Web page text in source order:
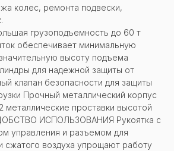
колес, ремонта подвески,
грузоподъемность до 60 т
обеспечивает минимальную
высоту подъема
для надежной защиты от
клапан безопасности для защиты
Прочный металлический корпус
металлические проставки высотой
ИСПОЛЬЗОВАНИЯ Рукоятка с
управления и разъемом для
сжатого воздуха упрощают работу